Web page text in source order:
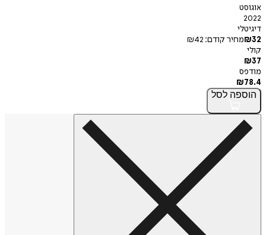
אוגוסט
2022
דיגיטלי
₪32 מחיר קודם: ₪42
קולי
₪37
מודפס
₪78.4
הוספה לסל